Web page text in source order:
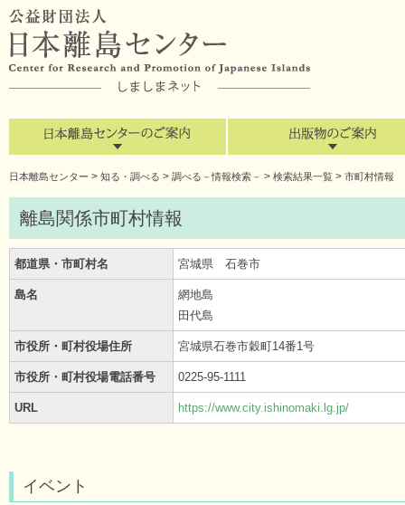
日本離島センター > 知る・調べる > 調べる－情報検索－ > 検索結果一覧 > 市町村情報
離島関係市町村情報
都道県・市町村名 宮城県 石巻市
島名
網地島
田代島
市役所・町村役場住所 宮城県石巻市穀町14番1号
市役所・町村役場電話番号 0225-95-1111
URL https://www.city.ishinomaki.lg.jp/
イベント